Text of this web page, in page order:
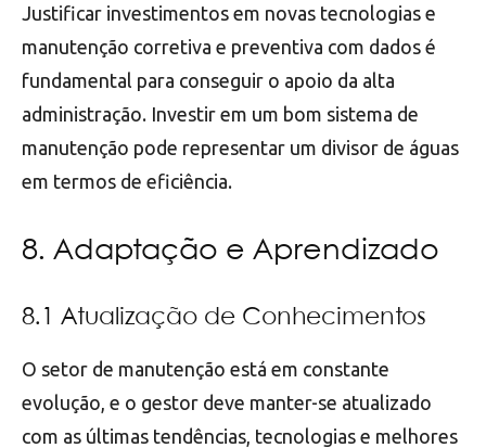
Justificar investimentos em novas tecnologias e
manutenção corretiva e preventiva com dados é
fundamental para conseguir o apoio da alta
administração. Investir em um bom sistema de
manutenção pode representar um divisor de águas
em termos de eficiência.
8. Adaptação e Aprendizado
8.1 Atualização de Conhecimentos
O setor de manutenção está em constante
evolução, e o gestor deve manter-se atualizado
com as últimas tendências, tecnologias e melhores